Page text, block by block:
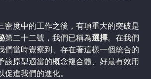
密度中的工作之後，有項重大的突破是
第二十二號，我們已稱為選擇。在我們
們當時覺察到、存在著這樣一個統合的
該原型適當的概念複合體、好最有效用
進我們的進化。